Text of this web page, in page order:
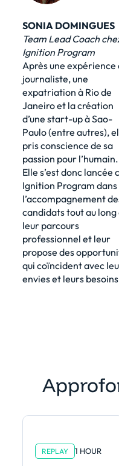
SONIA DOMINGUES
Team Lead Coach
Ignition Program
Après une expérience
journaliste, une
expatriation à Rio de
Janeiro et la création
d’une start-up à Sao-
Paulo (entre autres),
pris conscience de sa
passion pour l’humain.
Elle s’est donc lancée
Ignition Program dans
l’accompagnement
candidats tout au long
leur parcours
professionnel et leur
propose des
qui coïncident avec
envies et leurs
REPLAY 1 HOUR